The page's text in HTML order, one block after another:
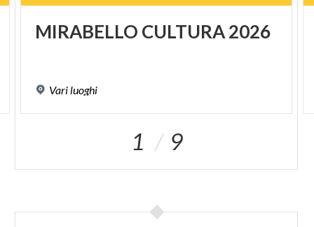
MIRABELLO CULTURA2026
Vari luoghi
1 9